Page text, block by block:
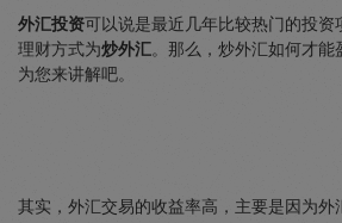
外汇投资可以说是最近几年比较热门的投资
理财方式为炒外汇。那么，炒外汇如何才
为您来讲解吧。
其实，外汇交易的收益率高，主要是因为外